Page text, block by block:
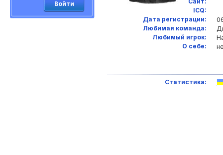
Войти
ICQ:
Дата регистрации:
Любимая команда:
Любимый игрок:
О себе:
Статистика: